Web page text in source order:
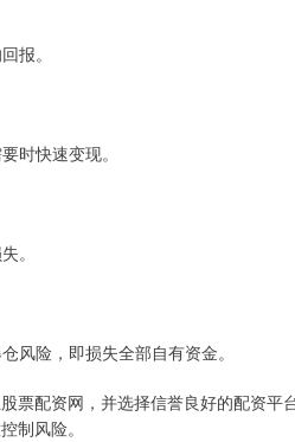
报。
时快速变现。
。
风险，即损失全部自有资金。
票配资网，并选择信誉良好的配资平
制风险。